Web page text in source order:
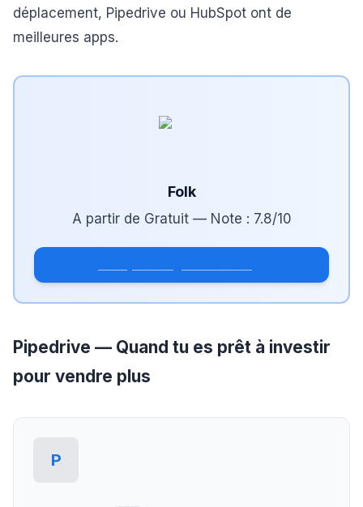
déplacement, Pipedrive ou HubSpot ont de
meilleures apps.
Folk
A partir de Gratuit— Note : 7.8/10
Pipedrive — Quand tu es prêt à investir
pour vendre plus
P